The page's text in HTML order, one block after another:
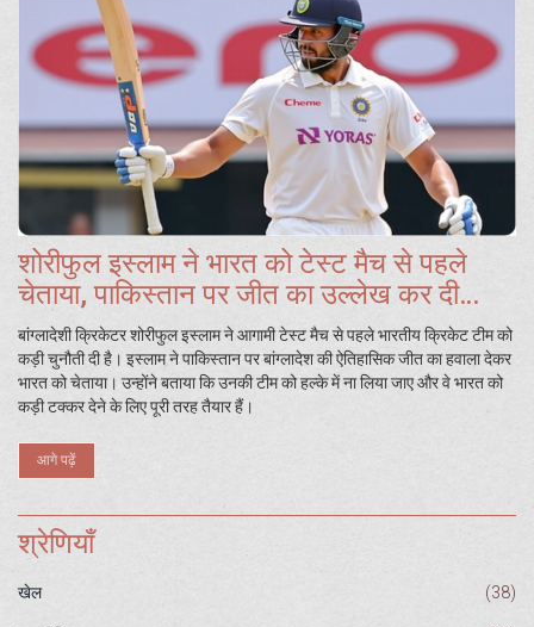
शोरीफुल इस्लाम ने भारत को टेस्ट मैच से पहले
चेताया, पाकिस्तान पर जीत का उल्लेख कर दी
चुनौती
बांग्लादेशी क्रिकेटर शोरीफुल इस्लाम ने आगामी टेस्ट मैच से पहले भारतीय क्रिकेट टीम को
कड़ी चुनौती दी है। इस्लाम ने पाकिस्तान पर बांग्लादेश की ऐतिहासिक जीत का हवाला देकर
भारत को चेताया। उन्होंने बताया कि उनकी टीम को हल्के में ना लिया जाए और वे भारत को
कड़ी टक्कर देने के लिए पूरी तरह तैयार हैं।
आगे पढ़ें
श्रेणियाँ
खेल (38)